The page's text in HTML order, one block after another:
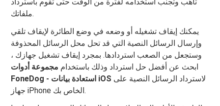
ملفاتك.
يمكنك إيقاف تشغيله أو وضعه في وضع الطائرة لإيقاف تلقي
وإرسال الرسائل النصية التي قد تحل محل الرسائل المحذوفة
وستجعل من الصعب استردادها. بمجرد إيقاف تشغيل جهازك ،
ابحث عن أفضل حل استرداد وذلك باستخدام مجموعة أدوات
FoneDog - استعادة بيانات iOS
جهاز iPhone الخاص بك.